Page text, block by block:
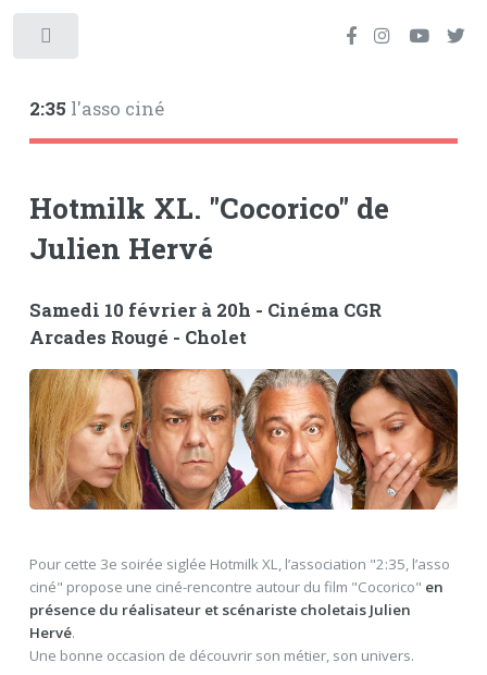
2:35 l'asso ciné
Hotmilk XL. "Cocorico" de
Julien Hervé
Samedi 10 février à 20h - Cinéma CGR
Arcades Rougé - Cholet
Pour cette 3e soirée siglée Hotmilk XL, l’association "2:35, l’asso
ciné" propose une ciné-rencontre autour du film "Cocorico" en
présence du réalisateur et scénariste choletais Julien
Hervé.
Une bonne occasion de découvrir son métier, son univers.